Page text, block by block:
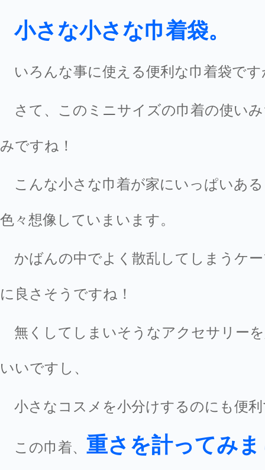
小さな小さな巾着袋。
いろんな事に使える便利な巾着袋です
さて、このミニサイズの巾着の使い
みですね！
こんな小さな巾着が家にいっぱいあ
色々想像していまいます。
かばんの中でよく散乱してしまうケ
に良さそうですね！
無くしてしまいそうなアクセサリー
いいですし、
小さなコスメを小分けするのにも便
この巾着、 重さを計ってみ